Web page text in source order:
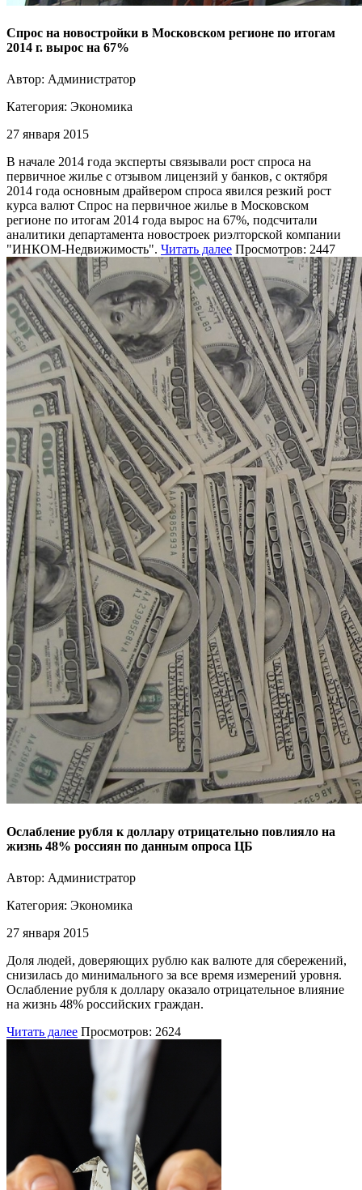
Спрос на новостройки в Московском регионе по итогам
2014 г. вырос на 67%
Автор: Администратор
Категория: Экономика
27 января 2015
В начале 2014 года эксперты связывали рост спроса на
первичное жилье с отзывом лицензий у банков, с октября
2014 года основным драйвером спроса явился резкий рост
курса валют Спрос на первичное жилье в Московском
регионе по итогам 2014 года вырос на 67%, подсчитали
аналитики департамента новостроек риэлторской компании
"ИНКОМ-Недвижимость". Читать далее Просмотров: 2447
Ослабление рубля к доллару отрицательно повлияло на
жизнь 48% россиян по данным опроса ЦБ
Автор: Администратор
Категория: Экономика
27 января 2015
Доля людей, доверяющих рублю как валюте для сбережений,
снизилась до минимального за все время измерений уровня.
Ослабление рубля к доллару оказало отрицательное влияние
на жизнь 48% российских граждан.
Читать далее Просмотров: 2624